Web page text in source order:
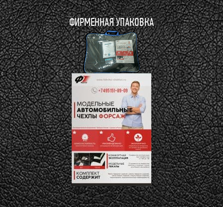
ФИРМЕННАЯ УПАКОВКА